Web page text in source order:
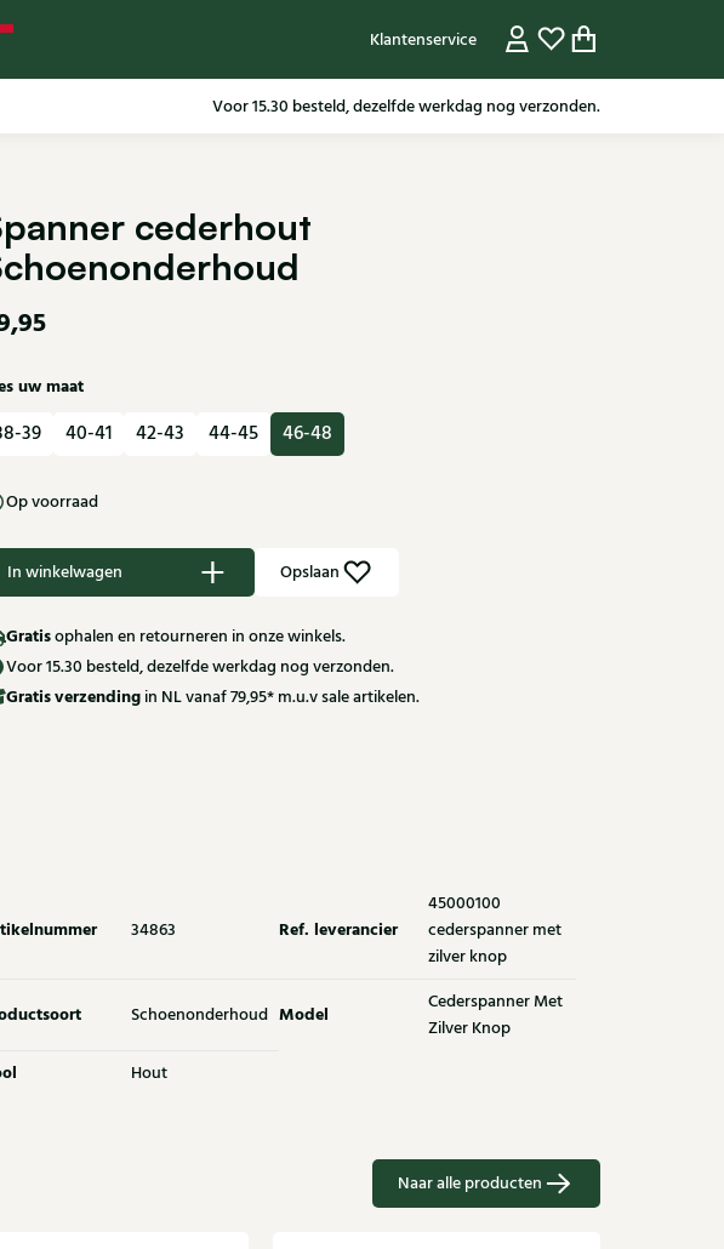
Klantenservice
Voor 15.30 besteld, dezelfde werkdag nog verzonden.
cederhout
uw maat
39 40-41 42-43 44-45 46-48
Op voorraad
In winkelwagen Opslaan
Gratisophalen en retourneren in onze winkels.
Voor 15.30 besteld, dezelfde werkdag nog verzonden.
Gratisverzending in NL vanaf 79,95* m.u.v sale artikelen.
34863 Ref. leverancier
45000100
cederspanner met
zilver knop
Schoenonderhoud Model
Cederspanner Met
Zilver Knop
Hout
Naar alle producten